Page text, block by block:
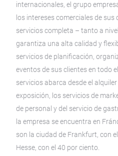
internacionales, el grupo
los intereses comerciales de sus
servicios completa – tanto a
garantiza una alta calidad y
servicios de planificación,
eventos de sus clientes en todo
servicios abarca desde el
exposición, los servicios de
de personal y del servicio de
la empresa se encuentra en
son la ciudad de Frankfurt, con
Hesse, con el 40 por ciento.